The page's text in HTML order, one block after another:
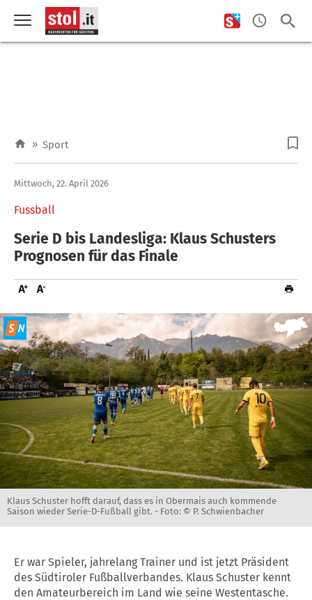
» Sport
Fussball
Mittwoch, 22. April 2026
Serie D bis Landesliga: Klaus Schusters
Prognosen für das Finale
Klaus Schuster hofft darauf, dass es in Obermais auch kommende
Saison wieder Serie-D-Fußball gibt. - Foto: © P. Schwienbacher
Er war Spieler, jahrelang Trainer und ist jetzt Präsident
des Südtiroler Fußballverbandes. Klaus Schuster kennt
den Amateurbereich im Land wie seine Westentasche.